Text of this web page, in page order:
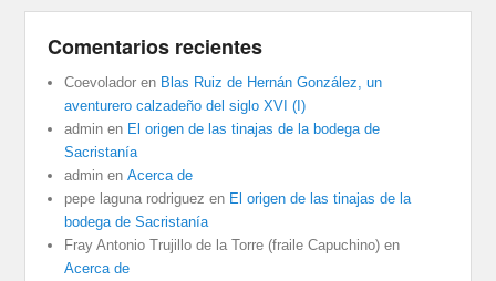
Comentarios recientes
Coevolador en Blas Ruiz de Hernán González, un
aventurero calzadeño del siglo XVI (I)
admin en El origen de las tinajas de la bodega de
Sacristanía
admin enAcerca de
pepe laguna rodriguez en El origen de las tinajas de la
bodega de Sacristanía
Fray Antonio Trujillo de la Torre (fraile Capuchino) en
Acerca de